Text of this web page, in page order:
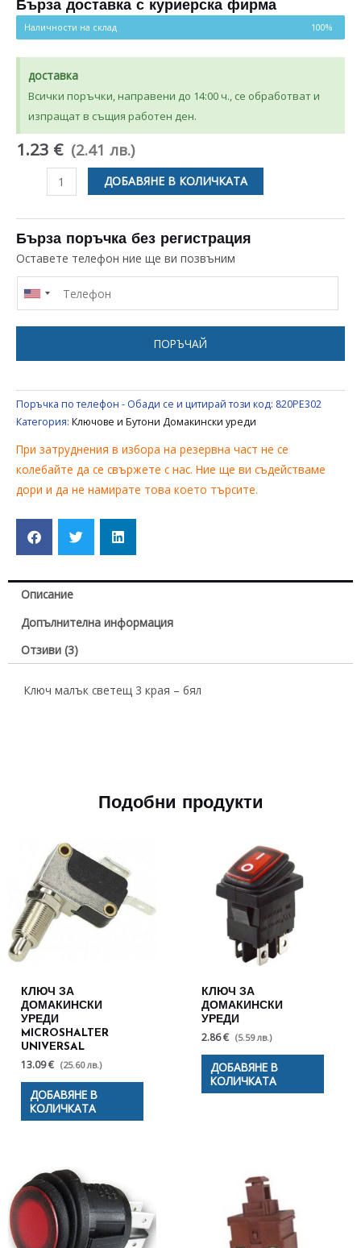
потребителски
оценки
Бърза доставка с куриерска фирма
Наличности на склад 100%
доставка
Всички поръчки, направени до 14:00 ч., се обработват и
изпращат в същия работен ден.
1.23 € (2.41 лв.)
количество
БЯЛ
КЛЮЧ
МАЛЪК
СВЕТЕЩ
ДОБАВЯНЕ В КОЛИЧКАТА
Бърза поръчка без регистрация
Оставете телефон ние ще ви позвъним
ПОРЪЧАЙ
Поръчка по телефон - Обади се и цитирай този код: 820PE302
Категория: Ключове и Бутони Домакински уреди
При затруднения в избора на резервна част не се
колебайте да се свържете с нас. Ние ще ви съдействаме
дори и да не намирате това което търсите.
Описание
Допълнителна информация
Отзиви (3)
Ключ малък светещ 3 края – бял
Подобни продукти
КЛЮЧ ЗА
ДОМАКИНСКИ
УРЕДИ
MICROSHALTER
UNIVERSAL
13.09 € (25.60 лв.)
ДОБАВЯНЕ В
КОЛИЧКАТА
КЛЮЧ ЗА
ДОМАКИНСКИ
УРЕДИ
2.86 € (5.59 лв.)
ДОБАВЯНЕ В
КОЛИЧКАТА